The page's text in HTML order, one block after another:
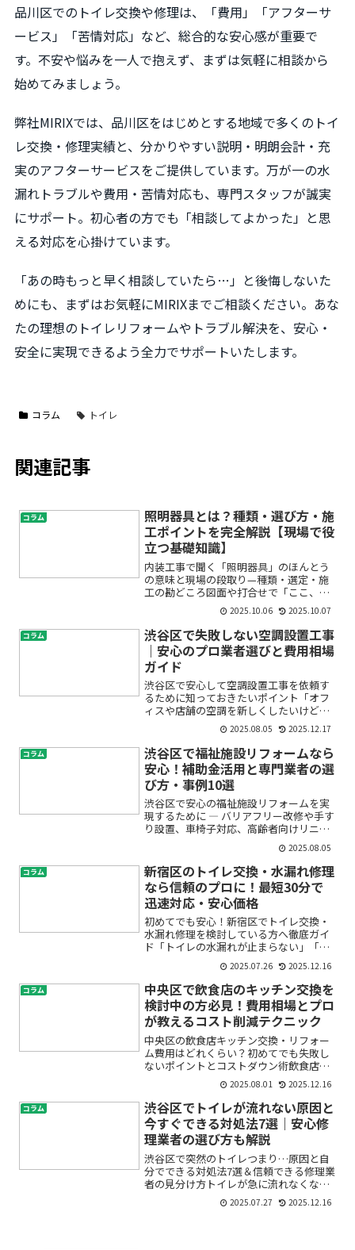
品川区でのトイレ交換や修理は、「費用」「アフターサ
ービス」「苦情対応」など、総合的な安心感が重要で
す。不安や悩みを一人で抱えず、まずは気軽に相談から
始めてみましょう。
弊社MIRIXでは、品川区をはじめとする地域で多くのトイ
レ交換・修理実績と、分かりやすい説明・明朗会計・充
実のアフターサービスをご提供しています。万が一の水
漏れトラブルや費用・苦情対応も、専門スタッフが誠実
にサポート。初心者の方でも「相談してよかった」と思
える対応を心掛けています。
「あの時もっと早く相談していたら…」と後悔しないた
めにも、まずはお気軽にMIRIXまでご相談ください。あな
たの理想のトイレリフォームやトラブル解決を、安心・
安全に実現できるよう全力でサポートいたします。
コラム トイレ
関連記事
コラム
照明器具とは？種類・選び方・施
工ポイントを完全解説【現場で役
立つ基礎知識】
内装工事で聞く「照明器具」のほんとう
の意味と現場の段取り—種類・選定・施
工の勘どころ図面や打合せで「ここ、照
明器具どうする？」「器具付けは来週
で」なんて会話、よく聞きませんか。初
めての方には、照明の言葉が似ていて混
乱しやすいもの。この記事で...
2025.10.06 2025.10.07
コラム
渋谷区で失敗しない空調設置工事
｜安心のプロ業者選びと費用相場
ガイド
渋谷区で安心して空調設置工事を依頼す
るために知っておきたいポイント「オフ
ィスや店舗の空調を新しくしたいけど、
どの業者に頼めばいいのか不安」「家庭
用エアコンの取り付けも、工事費用やト
ラブルが心配」「渋谷区で信頼できる空
調工事業者は？」——この...
2025.08.05 2025.12.17
コラム
渋谷区で福祉施設リフォームなら
安心！補助金活用と専門業者の選
び方・事例10選
渋谷区で安心の福祉施設リフォームを実
現するために ― バリアフリー改修や手す
り設置、車椅子対応、高齢者向けリニュ
ーアルのポイント完全ガイド福祉施設の
リフォームをご検討中の皆さま、「どこ
に相談したら良いの？」「どんな工事が
必要？」「費用や補助...
2025.08.05
コラム
新宿区のトイレ交換・水漏れ修理
なら信頼のプロに！最短30分で
迅速対応・安心価格
初めてでも安心！新宿区でトイレ交換・
水漏れ修理を検討している方へ徹底ガイ
ド「トイレの水漏れが止まらない」「急
なトラブルで困っている」「新宿区で信
頼できるトイレ修理業者を探したい」。
そんな不安や疑問を抱えて検索された方
も多いのではないでしょう...
2025.07.26 2025.12.16
コラム
中央区で飲食店のキッチン交換を
検討中の方必見！費用相場とプロ
が教えるコスト削減テクニック
中央区の飲食店キッチン交換・リフォー
ム費用はどれくらい？初めてでも失敗し
ないポイントとコストダウン術飲食店の
キッチンや厨房をリフォームしたい、設
備を交換したい…と思っても、実際どの
くらい費用がかかるのか分からず、不安
を感じていませんか？特に...
2025.08.01 2025.12.16
コラム
渋谷区でトイレが流れない原因と
今すぐできる対処法7選｜安心修
理業者の選び方も解説
渋谷区で突然のトイレつまり…原因と自
分でできる対処法7選＆信頼できる修理業
者の見分け方トイレが急に流れなくなっ
たり、つまりが発生するととても不安で
すよね。「水が溢れそう」「どうしよ
2025.07.27 2025.12.16